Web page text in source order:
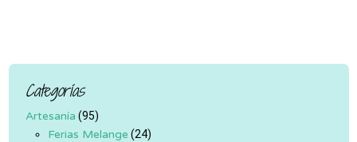
Categorías
Artesanía (95)
Ferias Melange (24)